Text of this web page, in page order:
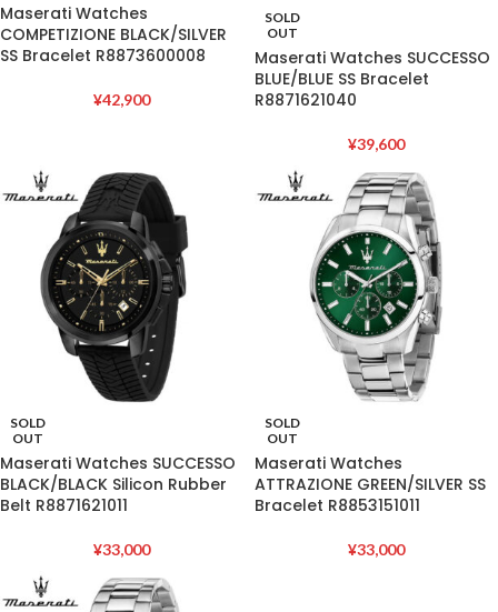
Maserati Watches
COMPETIZIONE BLACK/SILVER
SS Bracelet R8873600008
¥42,900
SOLD
OUT
Maserati Watches SUCCESSO
BLUE/BLUE SS Bracelet
R8871621040
¥39,600
SOLD
OUT
Maserati Watches SUCCESSO
BLACK/BLACK Silicon Rubber
Belt R8871621011
¥33,000
SOLD
OUT
Maserati Watches
ATTRAZIONE GREEN/SILVER SS
Bracelet R8853151011
¥33,000